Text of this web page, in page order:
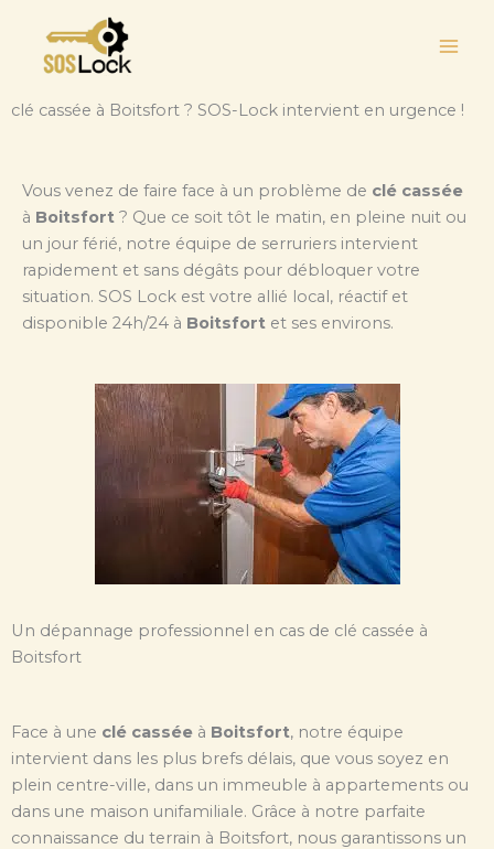
contenu
clé cassée à Boitsfort ? SOS-Lock intervient en urgence !
Vous venez de faire face à un problème de clé cassée
à Boitsfort ? Que ce soit tôt le matin, en pleine nuit ou
un jour férié, notre équipe de serruriers intervient
rapidement et sans dégâts pour débloquer votre
situation. SOS Lock est votre allié local, réactif et
disponible 24h/24 à Boitsfort et ses environs.
Un dépannage professionnel en cas de clé cassée à
Boitsfort
Face à une clé cassée à Boitsfort, notre équipe
intervient dans les plus brefs délais, que vous soyez en
plein centre-ville, dans un immeuble à appartements ou
dans une maison unifamiliale. Grâce à notre parfaite
connaissance du terrain à Boitsfort, nous garantissons un